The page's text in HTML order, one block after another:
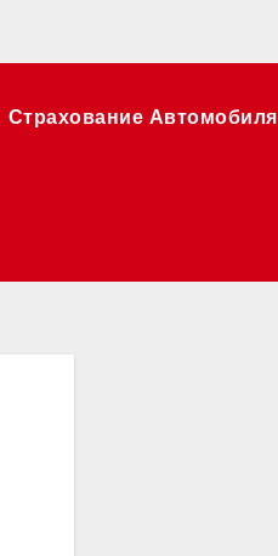
Страхование Автомобиля